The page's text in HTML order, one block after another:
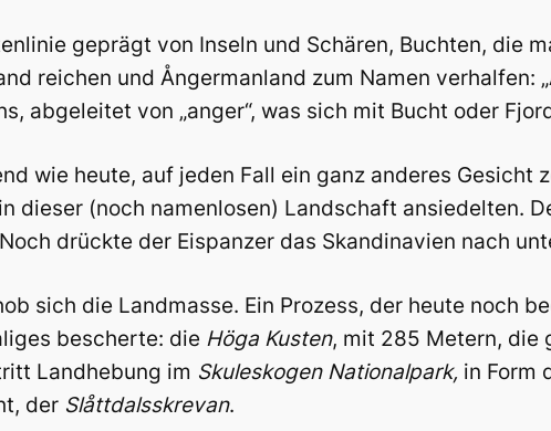
geprägt von Inseln und Schären, Buchten, die
reichen und Ångermanland zum Namen verhalfen:
abgeleitet von „anger“, was sich mit Bucht oder
wie heute, auf jeden Fall ein ganz anderes Gesicht
dieser (noch namenlosen) Landschaft ansiedelten.
drückte der Eispanzer das Skandinavien nach
sich die Landmasse. Ein Prozess, der heute noch
bescherte: die Höga Kusten, mit 285 Metern, die
Landhebung im Skuleskogen Nationalpark, in Form
derSlåttdalsskrevan.